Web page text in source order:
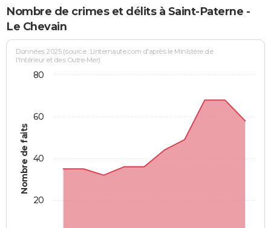
Nombre de crimes et délits à Saint-Paterne -
Le Chevain
Nombre de faits
Données 2025 (source : Linternaute.com d'après le Ministère de
l'Intérieur et des Outre-Mer)
20
40
60
80